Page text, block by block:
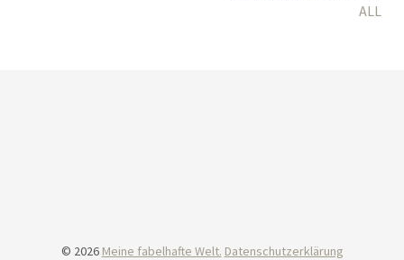
ALL
© 2026 Meine fabelhafte Welt. Datenschutzerklärung